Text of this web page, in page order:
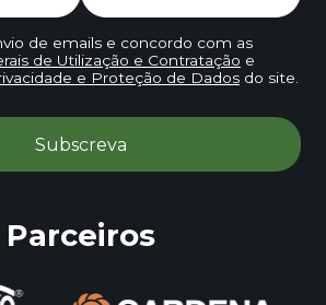
de emails e concordo com as
de Utilização e Contratação e
e Proteção de Dadosdo site.
Parceiros